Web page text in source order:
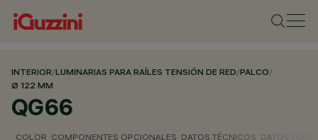
INTERIOR/LUMINARIAS PARA RAÍLES TENSIÓN DE RED/PALCO/
Ø 122 MM
QG66
COLOR COMPONENTES OPCIONALES DATOS TÉCNICOS DATOS